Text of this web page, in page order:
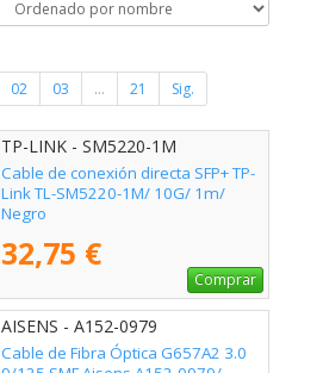
02 03 ... 21 Sig.
TP-LINK - SM5220-1M
Cable de conexión directa SFP+ TP-
Link TL-SM5220-1M/ 10G/ 1m/
Negro
32,75 €
Comprar
AISENS - A152-0979
Cable de Fibra Óptica G657A2 3.0